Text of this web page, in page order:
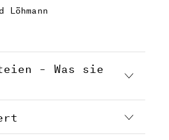
Löhmann
– Was sie